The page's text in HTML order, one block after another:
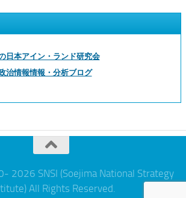
日本アイン・ランド研究会
治情報情報・分析ブログ
2026 SNSI (Soejima National Strategy
All Rights Reserved.